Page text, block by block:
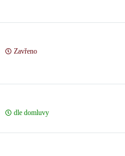
Zavřeno
dle domluvy